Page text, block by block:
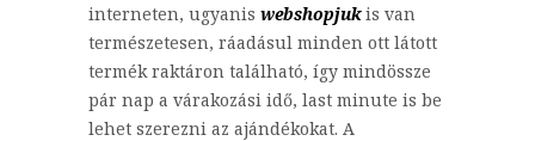
interneten, ugyanis webshopjuk is van
természetesen, ráadásul minden ott látott
termék raktáron található, így mindössze
pár nap a várakozási idő, last minute is be
lehet szerezni az ajándékokat. A